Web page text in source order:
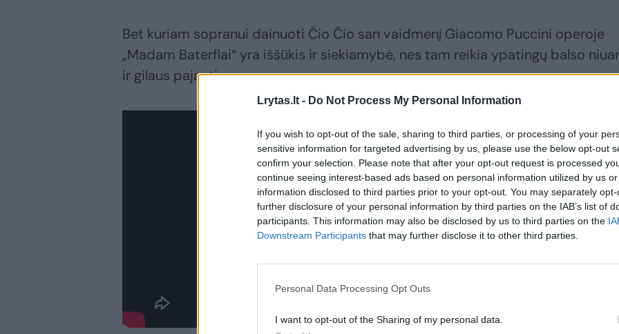
Lrytas.lt - Do Not Process My Personal Information
If you wish to opt-out of the sale, sharing to third parties, or processing of your
sensitive information for targeted advertising by us, please use the below opt-out
confirm your selection. Please note that after your opt-out request is processed
continue seeing interest-based ads based on personal information utilized by us
information disclosed to third parties prior to your opt-out. You may separately
further disclosure of your personal information by third parties on the IAB’s list of
participants. This information may also be disclosed by us to third parties on the
Downstream Participants that may further disclose it to other third parties.
Personal Data Processing Opt Outs
I want to opt-out of the Sharing of my personal data.
Bet kuriam sopranui dainuoti Čio Čio san vaidmenį Giacomo Puccini operoje
„Madam Baterflai“ yra iššūkis ir siekiamybė, nes tam reikia ypatingų balso
ir gilaus pajautimo.